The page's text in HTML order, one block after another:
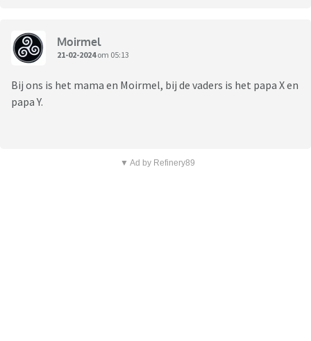
Moirmel
21-02-2024om 05:13
Bij ons is het mama en Moirmel, bij de vaders is het papa X en
papa Y.
▼ Ad by Refinery89